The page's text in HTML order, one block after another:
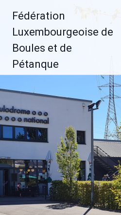
contenu
Fédération
Luxembourgeoise de
Boules et de
Pétanque